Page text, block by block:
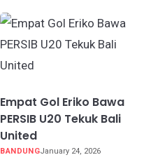
Empat Gol Eriko Bawa
PERSIB U20 Tekuk Bali
United
BANDUNGJanuary 24, 2026